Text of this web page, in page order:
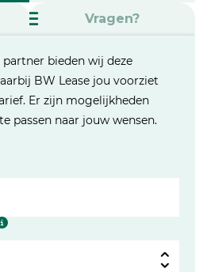
Vragen?
bieden wij deze
BW Lease jou voorziet
Er zijn mogelijkheden
passen naar jouw wensen.